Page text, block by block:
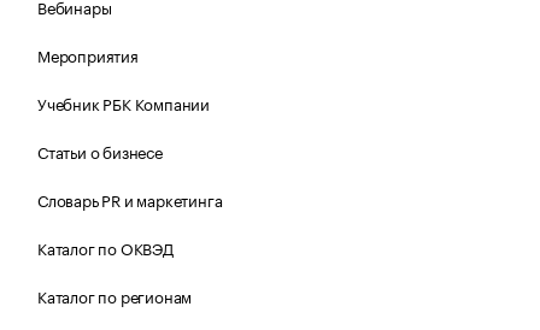
Вебинары
Мероприятия
Учебник РБК Компании
Статьи о бизнесе
Словарь PR и маркетинга
Каталог по ОКВЭД
Каталог по регионам